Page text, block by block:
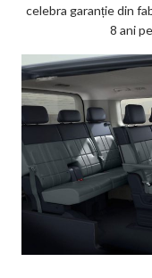
celebra garanție din
8 ani